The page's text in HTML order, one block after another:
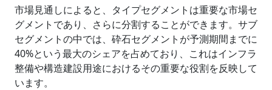
市場見通しによると、タイプセグメントは重要な市場セ
グメントであり、さらに分割することができます。サブ
セグメントの中では、砕石セグメントが予測期間までに
40%という最大のシェアを占めており、これはインフラ
整備や構造建設用途におけるその重要な役割を反映して
います。